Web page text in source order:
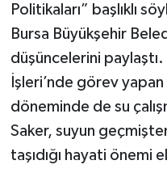
Politikaları” başlıklı
Bursa Büyükşehir
düşüncelerini paylaştı.
İşleri’nde görev
döneminde de su
Saker, suyun
taşıdığı hayati önemi